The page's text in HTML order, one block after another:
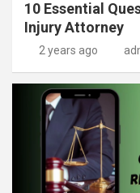
10 Essential
Injury Attorney
2 years ago